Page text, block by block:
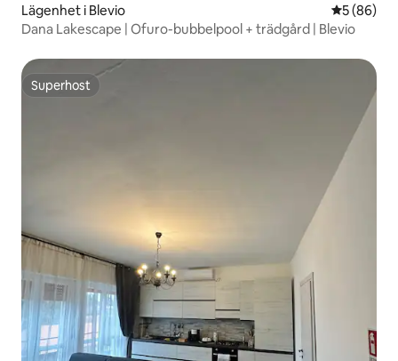
Lägenhet i Blevio 5 av 5 i
5 (86)
Dana Lakescape | Ofuro-bubbelpool + trädgård | Blevio
Superhost
Superhost